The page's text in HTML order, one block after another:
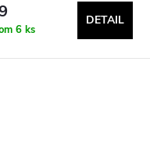
6 ks
DETAIL